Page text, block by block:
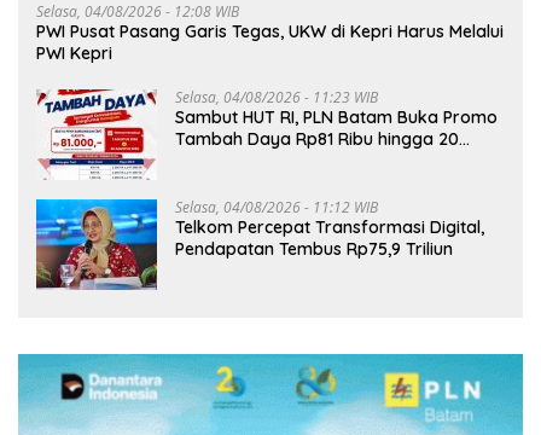
Selasa, 04/08/2026 - 12:08 WIB
PWI Pusat Pasang Garis Tegas, UKW di Kepri Harus Melalui
PWI Kepri
Selasa, 04/08/2026 - 11:23 WIB
Sambut HUT RI, PLN Batam Buka Promo
Tambah Daya Rp81 Ribu hingga 20
Selasa, 04/08/2026 - 11:12 WIB
Telkom Percepat Transformasi Digital,
Pendapatan Tembus Rp75,9 Triliun